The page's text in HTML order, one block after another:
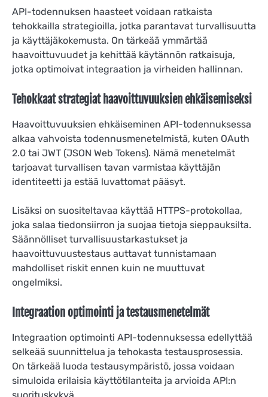
API-todennuksen haasteet voidaan ratkaista
tehokkailla strategioilla, jotka parantavat turvallisuutta
ja käyttäjäkokemusta. On tärkeää ymmärtää
haavoittuvuudet ja kehittää käytännön ratkaisuja,
jotka optimoivat integraation ja virheiden hallinnan.
Tehokkaat strategiat haavoittuvuuksien ehkäisemiseksi
Haavoittuvuuksien ehkäiseminen API-todennuksessa
alkaa vahvoista todennusmenetelmistä, kuten OAuth
2.0 tai JWT (JSON Web Tokens). Nämä menetelmät
tarjoavat turvallisen tavan varmistaa käyttäjän
identiteetti ja estää luvattomat pääsyt.
Lisäksi on suositeltavaa käyttää HTTPS-protokollaa,
joka salaa tiedonsiirron ja suojaa tietoja sieppauksilta.
Säännölliset turvallisuustarkastukset ja
haavoittuvuustestaus auttavat tunnistamaan
mahdolliset riskit ennen kuin ne muuttuvat
ongelmiksi.
Integraation optimointi ja testausmenetelmät
Integraation optimointi API-todennuksessa edellyttää
selkeää suunnittelua ja tehokasta testausprosessia.
On tärkeää luoda testausympäristö, jossa voidaan
simuloida erilaisia käyttötilanteita ja arvioida API:n